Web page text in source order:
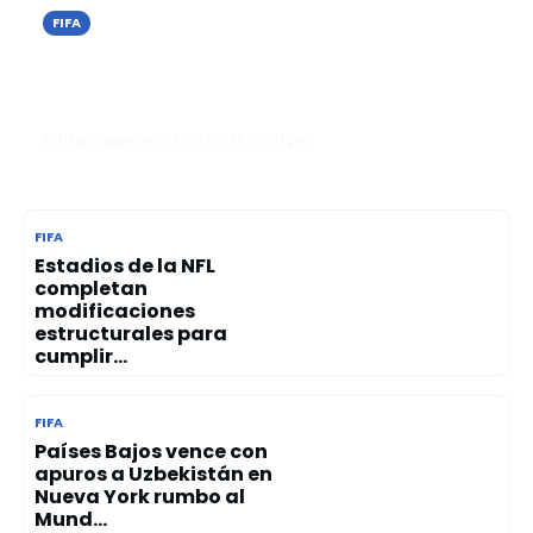
FIFA
FIFA
Estadios de la NFL
completan
modificaciones
estructurales para
cumplir...
FIFA
Países Bajos vence con
apuros a Uzbekistán en
Nueva York rumbo al
Mund...